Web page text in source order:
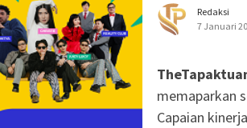
Redaksi
7 Januari
memaparkan
Capaian